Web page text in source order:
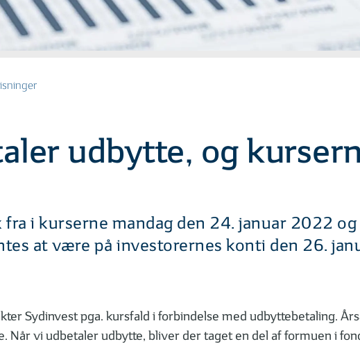
udbytte, og
i kurserne mandag den 24. januar 2022
at være på investorernes konti den 26.
Sydinvest pga. kursfald i forbindelse med udbyttebetaling.
vi udbetaler udbytte, bliver der taget en del af formuen i